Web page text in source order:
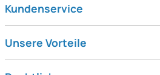
Kundenservice
Unsere Vorteile